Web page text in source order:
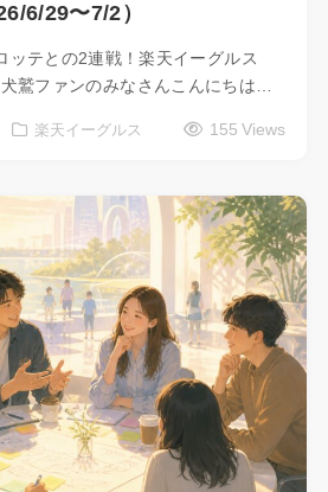
6/29〜7/2）
ッテとの2連戦！楽天イーグルス
鷲ファンのみなさんこんにちは…
楽天イーグルス 155 Views